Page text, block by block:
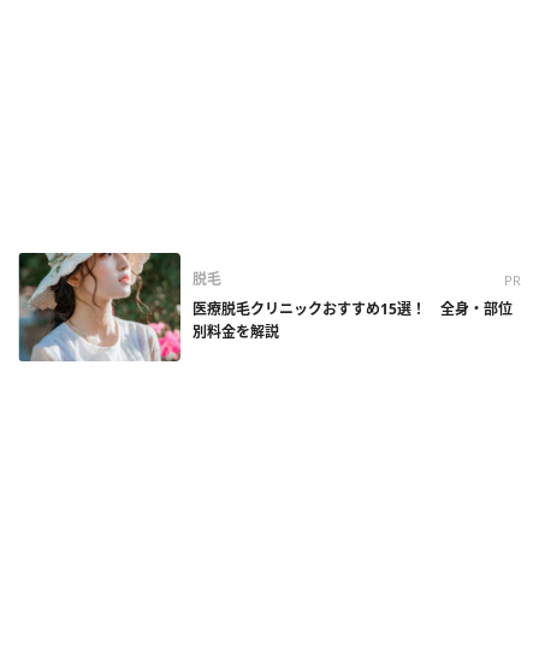
脱毛 PR
医療脱毛クリニックおすすめ15選！ 全身・部位
別料金を解説